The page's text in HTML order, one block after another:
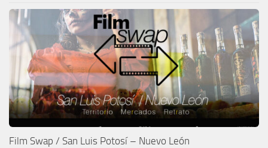
Film Swap / San Luis Potosí – Nuevo León